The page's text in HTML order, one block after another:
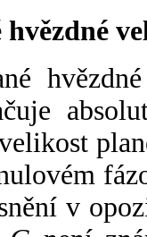
hvězdné
v